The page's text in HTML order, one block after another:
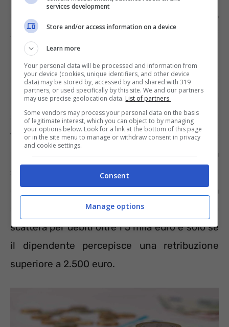
Come cambia il pignoramento dello
stipendio nel 2026 per i dipendenti
pubblici
La novità è che anche i dipendenti pubblici
potranno subire il pignoramento dello
stipendio se hanno contratto debiti con il
fisco. Dal 2026 i lavoratori morosi del settore
pubblico potranno incorrere nella
sospensione delle retribuzioni
debito dovesse superare una determinata
soglia. Nello specifico, il taglio dello stipendio
scatterà per debiti oltre i 5 mila euro e solo se
il dipendente percepisce una retribuzione
superiore a 2.500 euro.
services development
Store and/or access information on a device
Learn more
Your personal data will be processed and information from
your device (cookies, unique identifiers, and other device
data) may be stored by, accessed by and shared with 319
partners, or used specifically by this site. We and our partners
may use precise geolocation data. List of partners.
Some vendors may process your personal data on the basis
of legitimate interest, which you can object to by managing
your options below. Look for a link at the bottom of this page
or in the site menu to manage or withdraw consent in privacy
and cookie settings.
Consent
Manage options